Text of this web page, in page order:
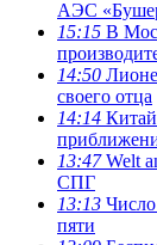
АЭС
15:15 В
14:50
своего отца
14:14
13:47Welt
СПГ
13:13
пяти